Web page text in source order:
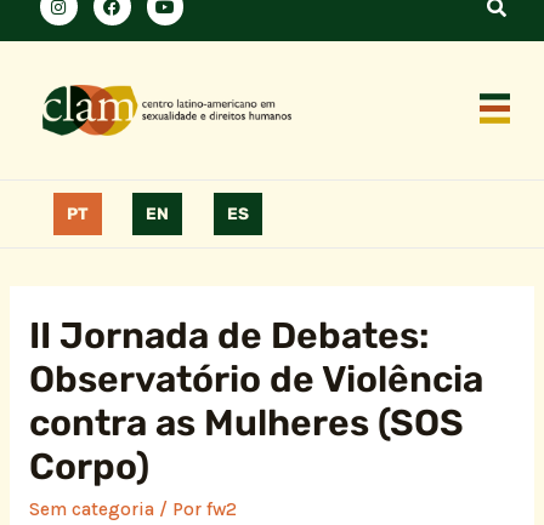
PT EN ES
II Jornada de Debates:
Observatório de Violência
contra as Mulheres (SOS
Corpo)
Sem categoria/ Por fw2